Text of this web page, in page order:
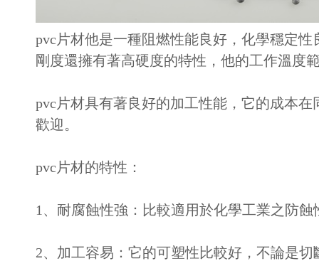
pvc片材他是一種阻燃性能良好，化學穩定
剛度還擁有著高硬度的特性，他的工作溫度
pvc片材具有著良好的加工性能，它的成本
歡迎。
pvc片材的特性：
1、耐腐蝕性強：比較適用於化學工業之防蝕
2、加工容易：它的可塑性比較好，不論是